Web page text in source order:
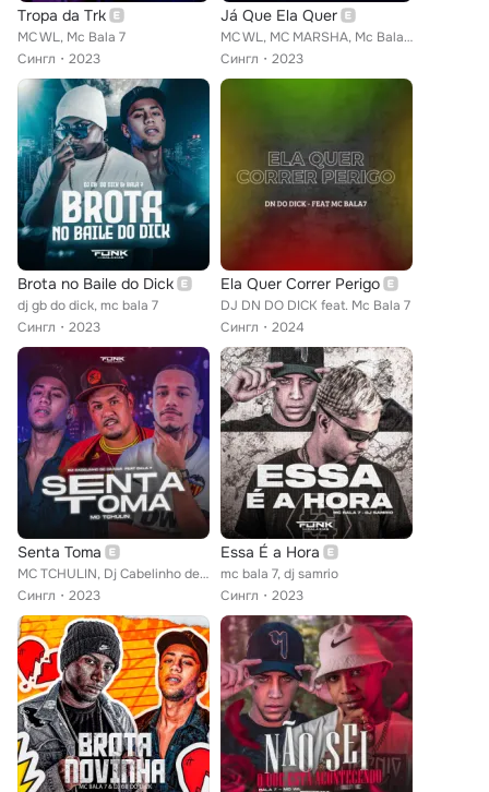
Tropa da Trk
MC WL, Mc Bala 7
Сингл
2023
Já Que Ela Quer
MC WL, MC MARSHA, Mc Bala 7
Сингл
2023
Brota no Baile do Dick
dj gb do dick, mc bala 7
Сингл
2023
Ela Quer Correr Perigo
DJ DN DO DICK feat. Mc Bala 7
Сингл
2024
Senta Toma
MC TCHULIN, Dj Cabelinho de Caxias feat. mc bala 7
Сингл
2023
Essa É a Hora
mc bala 7, dj samrio
Сингл
2023